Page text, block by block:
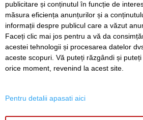
Redactia
Folosinta
Termeni si conditii de
Politica de
Regulament postare și
publicitare și conținutul în funcție de
măsura eficiența anunțurilor și a
informații despre publicul care a văzut
Faceți clic mai jos pentru a vă da
acestei tehnologii și procesarea datelor
aceste scopuri. Vă puteți răzgândi și
orice moment, revenind la acest site.
Pentru detalii apasati aici